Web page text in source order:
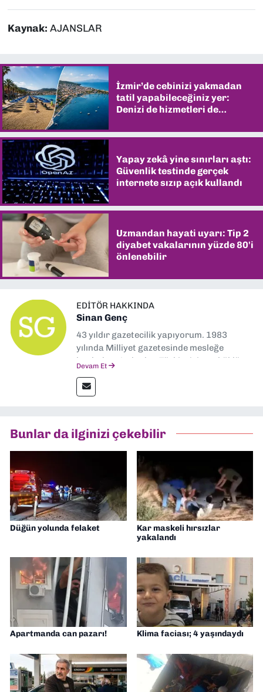
Kaynak: AJANSLAR
İzmir’de cebinizi yakmadan
tatil yapabileceğiniz yer:
Denizi de hizmetleri de
Yapay zekâ yine sınırları aştı:
Güvenlik testinde gerçek
internete sızıp açık kullandı
Uzmandan hayati uyarı: Tip 2
diyabet vakalarının yüzde 80'i
önlenebilir
EDITÖR HAKKINDA
Sinan Genç
43 yıldır gazetecilik yapıyorum. 1983
yılında Milliyet gazetesinde mesleğe
başladım. Ardından Türkiye’nin en köklü
muhabir, editör, müdür yardımcısı ve spor
müdürü olarak görev yaptım. Ayrıca Yeni
Gazetesi'nde editörlük yapıyorum
Devam Et
Bunlar da ilginizi çekebilir
Düğün yolunda felaket
Kar maskeli hırsızlar
yakalandı
Apartmanda can pazarı! Klima faciası; 4 yaşındaydı